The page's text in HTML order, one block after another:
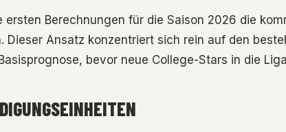
Berechnungen für die Saison 2026 die
Ansatz konzentriert sich rein auf den
bevor neue College-Stars in die